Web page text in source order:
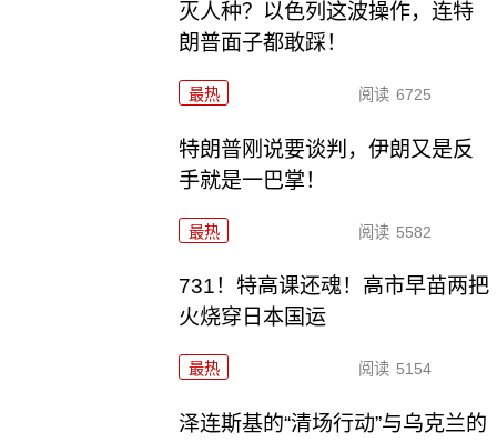
灭人种？以色列这波操作，连特
朗普面子都敢踩！
最热 阅读 6725
特朗普刚说要谈判，伊朗又是反
手就是一巴掌！
最热 阅读 5582
731！特高课还魂！高市早苗两把
火烧穿日本国运
最热 阅读 5154
泽连斯基的“清场行动”与乌克兰的